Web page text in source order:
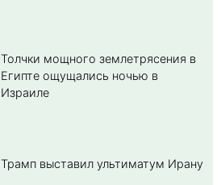
Толчки мощного землетрясения в
Египте ощущались ночью в
Израиле
Трамп выставил ультиматум Ирану